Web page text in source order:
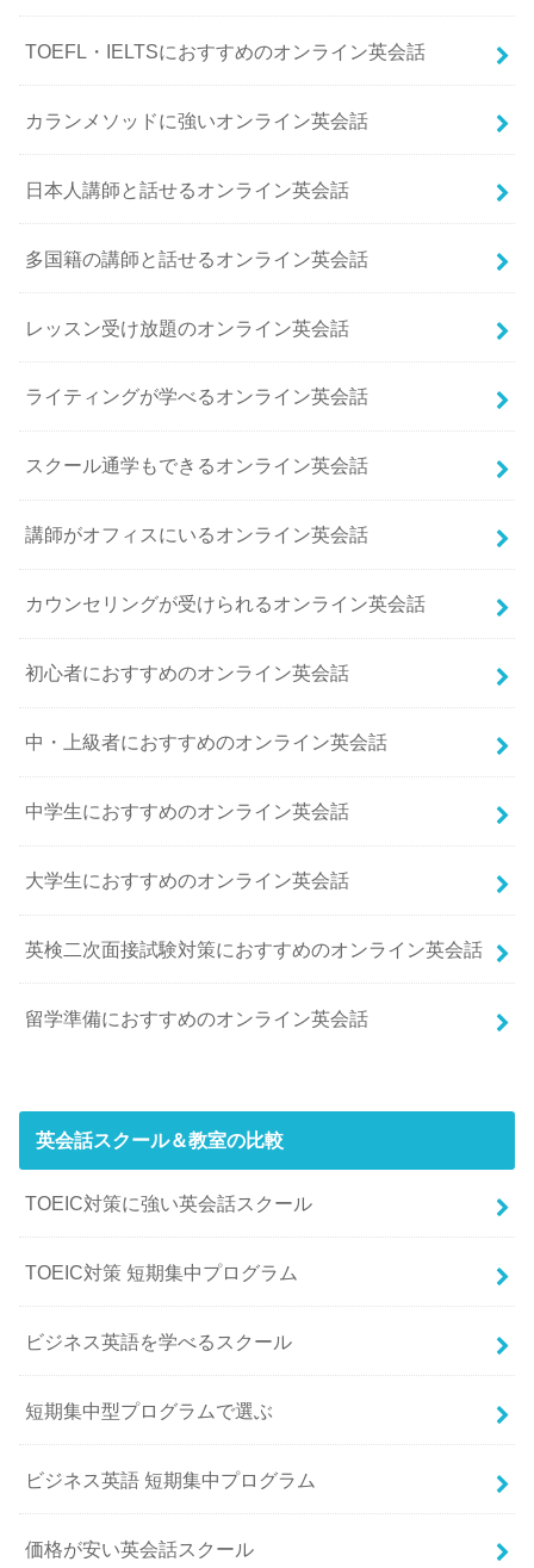
TOEFL・IELTSにおすすめのオンライン英会話
カランメソッドに強いオンライン英会話
日本人講師と話せるオンライン英会話
多国籍の講師と話せるオンライン英会話
レッスン受け放題のオンライン英会話
ライティングが学べるオンライン英会話
スクール通学もできるオンライン英会話
講師がオフィスにいるオンライン英会話
カウンセリングが受けられるオンライン英会話
初心者におすすめのオンライン英会話
中・上級者におすすめのオンライン英会話
中学生におすすめのオンライン英会話
大学生におすすめのオンライン英会話
英検二次面接試験対策におすすめのオンライン英会話
留学準備におすすめのオンライン英会話
英会話スクール＆教室の比較
TOEIC対策に強い英会話スクール
TOEIC対策 短期集中プログラム
ビジネス英語を学べるスクール
短期集中型プログラムで選ぶ
ビジネス英語 短期集中プログラム
価格が安い英会話スクール